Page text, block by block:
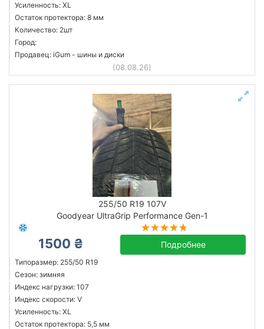
Усиленность: XL
Остаток протектора: 8 мм
Количество: 2шт
Город:
Продавец: iGum - шины и диски
(08.08.26)
255/50 R19 107V
Goodyear UltraGrip Performance Gen-1
1500 ₴ Подробнее
Типоразмер: 255/50 R19
Сезон: зимняя
Индекс нагрузки: 107
Индекс скорости: V
Усиленность: XL
Остаток протектора: 5,5 мм